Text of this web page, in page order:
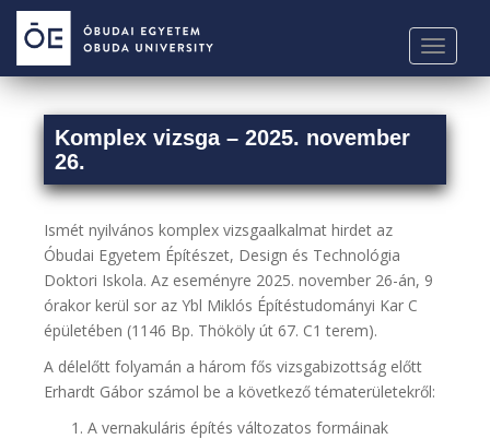
p
Komplex vizsga – 2025. november
26.
Ismét nyilvános komplex vizsgaalkalmat hirdet az
Óbudai Egyetem Építészet, Design és Technológia
Doktori Iskola. Az eseményre 2025. november 26-án, 9
órakor kerül sor az Ybl Miklós Építéstudományi Kar C
épületében (1146 Bp. Thököly út 67. C1 terem).
A délelőtt folyamán a három fős vizsgabizottság előtt
Erhardt Gábor számol be a következő tématerületekről:
A vernakuláris építés változatos formáinak